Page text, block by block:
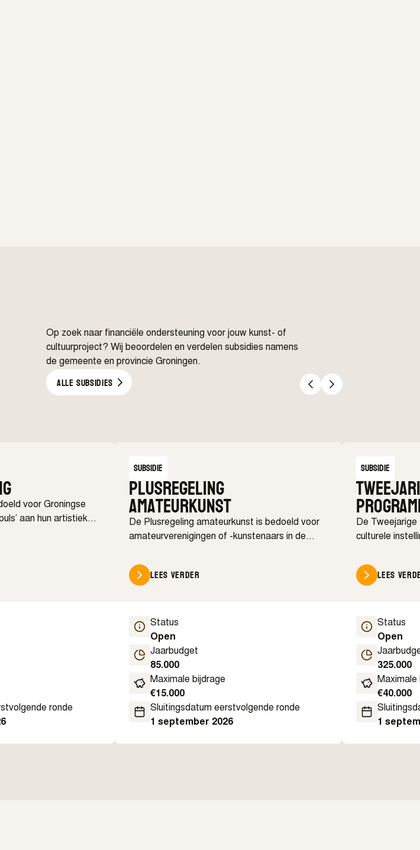
Op zoek naar financiële ondersteuning voor jouw kunst- of
cultuurproject? Wij beoordelen en verdelen subsidies namens
de gemeente en provincie Groningen.
Alle subsidies
voor Groningse
aan hun artistieke
ronde
Subsidie
Plusregeling
amateurkunst
De Plusregeling amateurkunst is bedoeld voor
amateurverenigingen of -kunstenaars in de
uitvoeren die anders is dan regulier.
Lees verder
Status
Open
Jaarbudget
85.000
Maximale bijdrage
€15.000
Sluitingsdatum eerstvolgende ronde
1 september 2026
Subsidie
De
culturele
jaar (2027-
Lees
Status
Open
325.000
Maximale
€40.000
1